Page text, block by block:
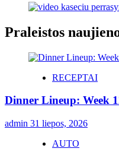
Praleistos
RECEPTAI
Dinner Lineup: Week
admin 31 liepos, 2026
AUTO